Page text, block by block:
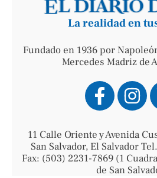
La realidad en
Fundado en 1936 por
Mercedes Madriz de
11 Calle Oriente y Avenida
San Salvador, El Salvador
Fax: (503) 2231-7869 (1
de San